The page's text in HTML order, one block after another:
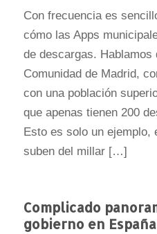
Con frecuencia es
cómo las Apps
de descargas. Hablamos
Comunidad de Madrid,
con una población
que apenas tienen 200
Esto es solo un ejemplo,
suben del millar […]
Complicado
gobierno en